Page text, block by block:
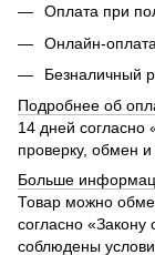
Оплата при
Онлайн-
Безналичный
Подробнее об
14 дней согласно
проверку, обмен и
Больше
Товар можно
согласно
соблюдены